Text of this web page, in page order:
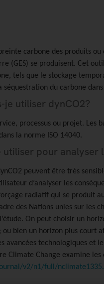
carbone des produits
(GES) se produisent. Cet
tels que le stockage
séquestration du carbone
je utiliser dynCO2?
processus ou projet. Les
la norme ISO 14040.
pour analyser
peuvent être très
d’analyser les
radiatif qui se produit
des Nations unies sur
On peut choisir un
ou bien un horizon plus
technologiques et
Climate Change examine
v2/n1/full/